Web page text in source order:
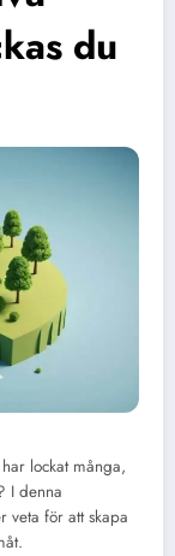
du
lockat många,
I denna
för att skapa